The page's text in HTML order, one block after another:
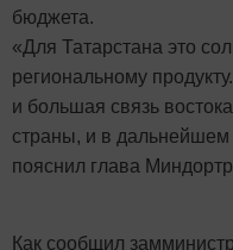
бюджета.
«Для Татарстана это
региональному
и большая связь
страны, и в
пояснил глава
Как сообщил